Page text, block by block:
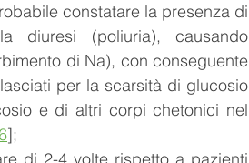
constatare la presenza di
diuresi (poliuria), causando
di Na), con conseguente
per la scarsità di glucosio
e di altri corpi chetonici nel
];